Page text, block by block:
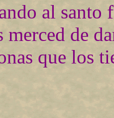
al santo
merced de
que los